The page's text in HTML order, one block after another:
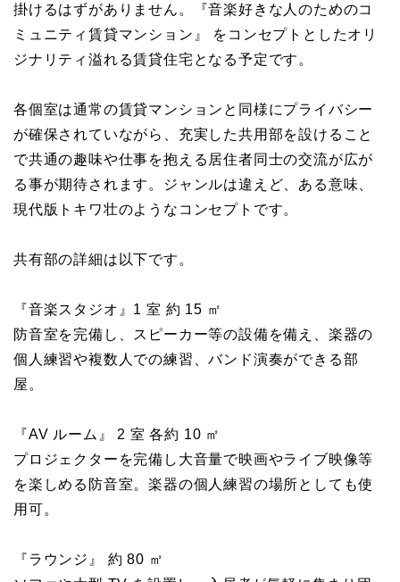
掛けるはずがありません。『音楽好きな人のためのコ
ミュニティ賃貸マンション』 をコンセプトとしたオリ
ジナリティ溢れる賃貸住宅となる予定です。
各個室は通常の賃貸マンションと同様にプライバシー
が確保されていながら、充実した共用部を設けること
で共通の趣味や仕事を抱える居住者同士の交流が広が
る事が期待されます。ジャンルは違えど、ある意味、
現代版トキワ壮のようなコンセプトです。
共有部の詳細は以下です。
『音楽スタジオ』1 室 約 15 ㎡
防音室を完備し、スピーカー等の設備を備え、楽器の
個人練習や複数人での練習、バンド演奏ができる部
屋。
『AV ルーム』 2 室 各約 10 ㎡
プロジェクターを完備し大音量で映画やライブ映像等
を楽しめる防音室。楽器の個人練習の場所としても使
用可。
『ラウンジ』 約 80 ㎡